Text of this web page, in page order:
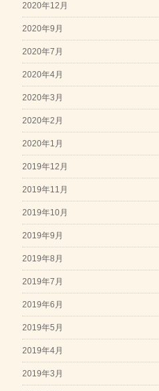
2020年12月
2020年9月
2020年7月
2020年4月
2020年3月
2020年2月
2020年1月
2019年12月
2019年11月
2019年10月
2019年9月
2019年8月
2019年7月
2019年6月
2019年5月
2019年4月
2019年3月